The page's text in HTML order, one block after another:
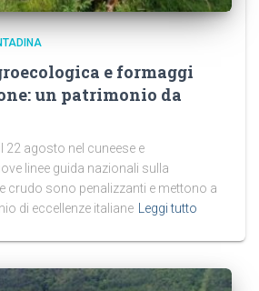
e formaggi
un patrimonio da
22 agosto nel cuneese e
linee guida nazionali sulla
crudo sono penalizzanti e mettono a
di eccellenze italiane
Leggi tutto